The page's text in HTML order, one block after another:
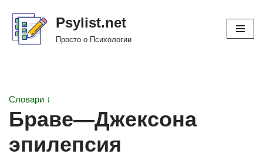
Перейти
Psylist.net
Просто о Психологии
Словари ↓
Браве—Джексона
эпилепсия